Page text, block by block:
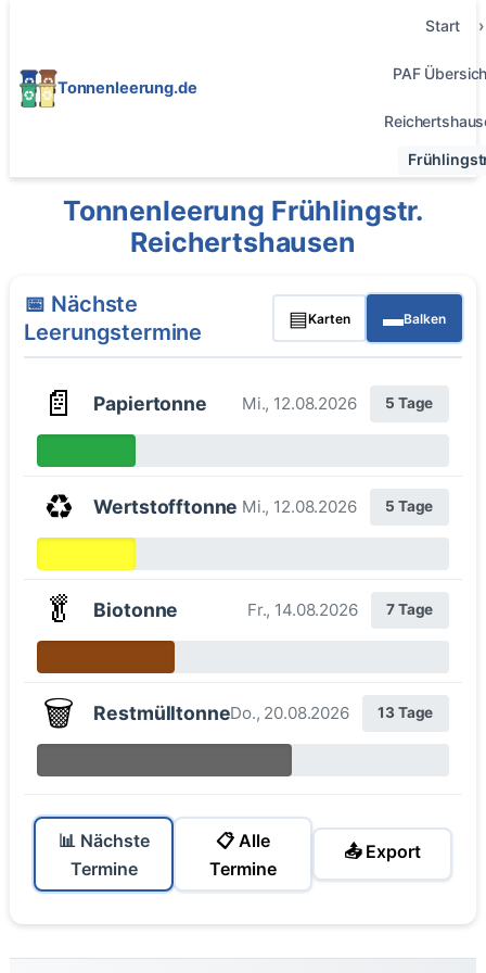
Tonnenleerung.de
Start
PAF
Tonnenleerung Frühlingstr.
Reichertshausen
📅 Nächste
Leerungstermine
▤Karten ▬Balken
📄 Papiertonne Mi., 12.08.2026 5 Tage
♻️ Wertstofftonne Mi., 12.08.2026 5 Tage
🥬 Biotonne Fr., 14.08.2026 7 Tage
🗑️ RestmülltonneDo., 20.08.2026 13 Tage
📊 Nächste
Termine
📋 Alle
Termine
📤 Export